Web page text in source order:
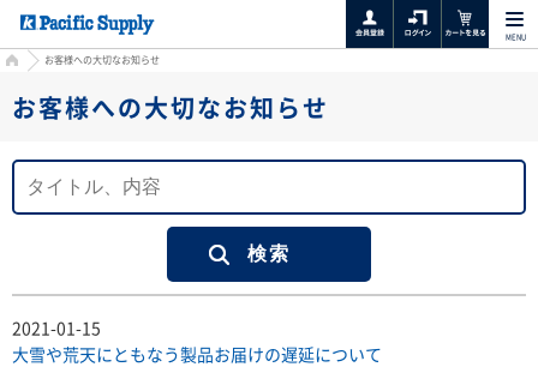
MENU
HOMEお客様への大切なお知らせ
お客様への大切なお知らせ
2021-01-15
大雪や荒天にともなう製品お届けの遅延について